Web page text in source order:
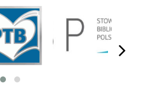
next